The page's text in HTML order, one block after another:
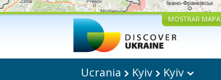
MOSTRAR MAPA
Ucrania Kyiv Kyiv